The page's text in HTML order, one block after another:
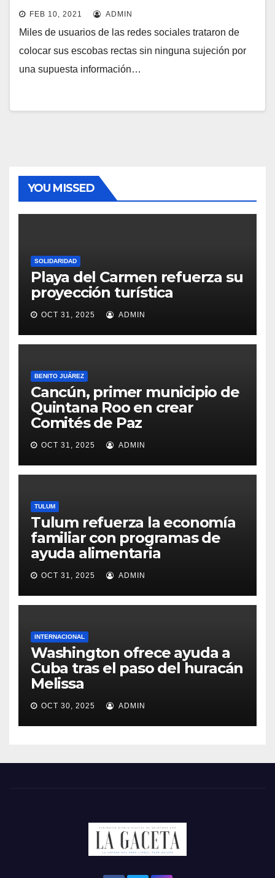
FEB 10, 2021 ADMIN
Miles de usuarios de las redes sociales trataron de
colocar sus escobas rectas sin ninguna sujeción por
una supuesta información…
YOU MISSED
SOLIDARIDAD
Playa del Carmen refuerza su
proyección turística
OCT 31, 2025 ADMIN
BENITO JUÁREZ
Cancún, primer municipio de
Quintana Roo en crear
Comités de Paz
OCT 31, 2025 ADMIN
TULUM
Tulum refuerza la economía
familiar con programas de
ayuda alimentaria
OCT 31, 2025 ADMIN
INTERNACIONAL
Washington ofrece ayuda a
Cuba tras el paso del huracán
Melissa
OCT 30, 2025 ADMIN